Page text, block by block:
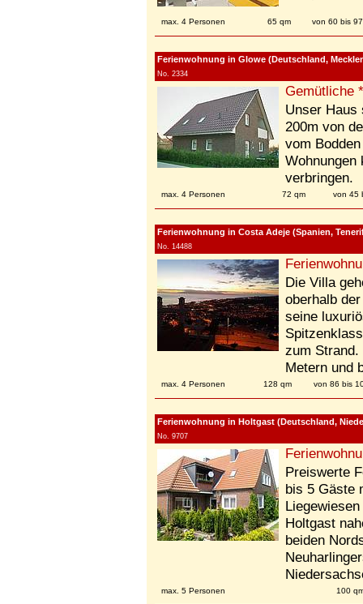
max. 4 Personen 65 qm von 60 bis
Ferienwohnung in Glowe (Deutschland,
No. 2334
Gemütliche
Unser Haus
200m von
vom
Wohnungen
verbringen.
max. 4 Personen 72 qm von 45
Ferienwohnung in Costa Adeje (Spanien,
No. 14488
Die Villa
oberhalb
seine
zum Strand.
Metern und
max. 4 Personen 128 qm von 86 bis
Ferienwohnung in Holtgast (Deutschland,
No. 9707
Preiswerte
bis 5 Gäste
Holtgast
beiden
max. 5 Personen 100